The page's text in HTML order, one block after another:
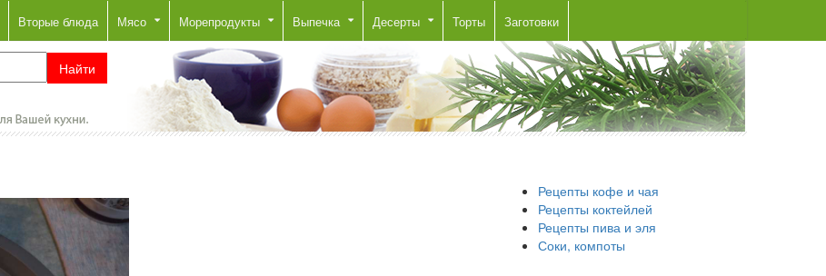
Вторые блюда Мясо Морепродукты Выпечка Десерты Торты Заготовки
Рецепты кофе и чая
Рецепты коктейлей
Рецепты пива и эля
Соки, компоты